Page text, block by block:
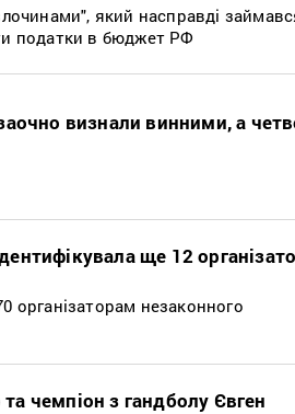
який насправді
податки в бюджет РФ
визнали винними, а
ще ​​12
організаторам незаконного
чемпіон з гандболу Євген